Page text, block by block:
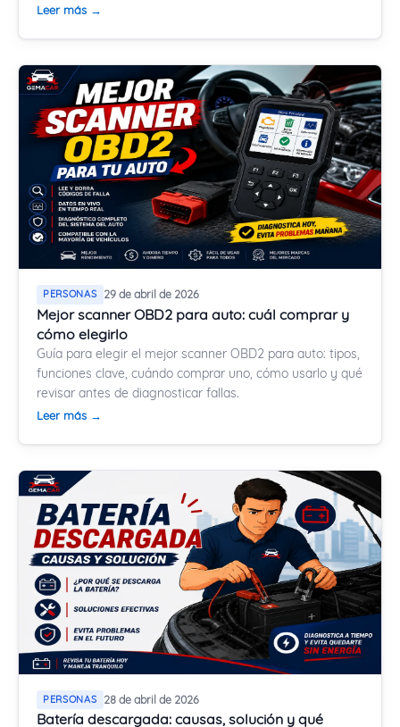
Leer más →
PERSONAS 29 de abril de 2026
Mejor scanner OBD2 para auto: cuál comprar y
cómo elegirlo
Guía para elegir el mejor scanner OBD2 para auto: tipos,
funciones clave, cuándo comprar uno, cómo usarlo y qué
revisar antes de diagnosticar fallas.
Leer más →
PERSONAS 28 de abril de 2026
Batería descargada: causas, solución y qué